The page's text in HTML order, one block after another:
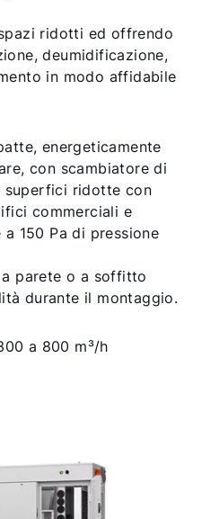
ridotti ed offrendo
deumidificazione,
in modo affidabile
energeticamente
con scambiatore di
superfici ridotte con
commerciali e
150 Pa di pressione
parete o a soffitto
durante il montaggio.
a 800 m³/h